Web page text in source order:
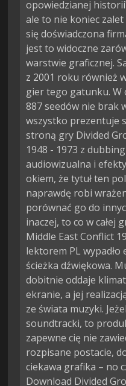
opowiedzianej
ale to nie koniec zalet
się doświadczona
jest to widoczne
warstwie graficznej.
z 2001 roku również
gier tego gatunku. W
887 seedów nie brak
wszystko prezentuje
stroną gry Divided
1948 - 1973 z
audiowizualna i
okiem, że tytuł ten
naprawdę robi
porównać go do
inaczej, to co w całej
Middle East Conflict
lektorem PL
ścieżka dźwiękowa.
dobitnie oddaje
ekranie, a jej
ze świata muzyki.
soundtracki, to
zapewne cię nie
rozpisane postacie,
ciekawa grafika – no
Download Divided